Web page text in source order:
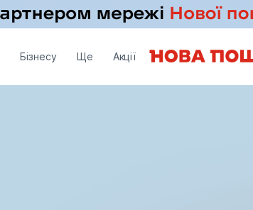
Бізнесу Ще Акції